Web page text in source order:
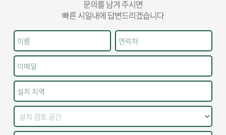
문의를 남겨 주시면
빠른 시일내에 답변드리겠습니다